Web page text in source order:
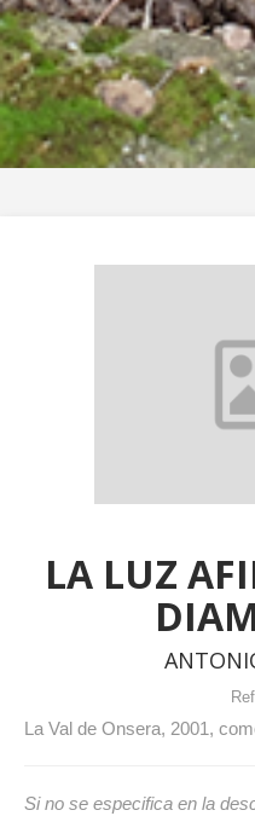
LA LUZ
La Val de Onsera, 2001,
Si no se especifica en la